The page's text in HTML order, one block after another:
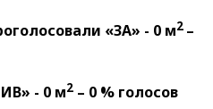
«ЗА» - 0 м2 –
- 0 м2 – 0 % голосов